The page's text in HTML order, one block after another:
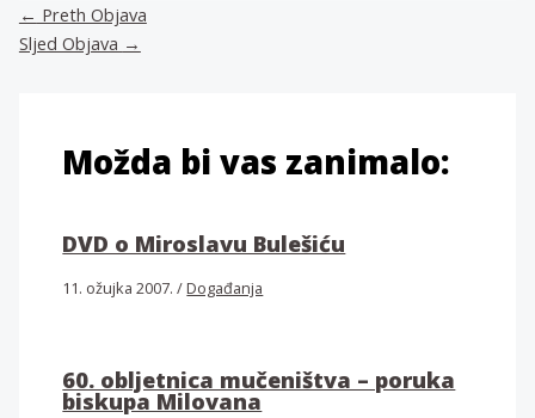
← Preth Objava
Sljed Objava →
Možda bi vas zanimalo:
DVD o Miroslavu Bulešiću
11. ožujka 2007./Događanja
60. obljetnica mučeništva – poruka
biskupa Milovana